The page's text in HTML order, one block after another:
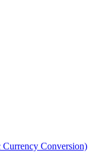
Currency Conversion)